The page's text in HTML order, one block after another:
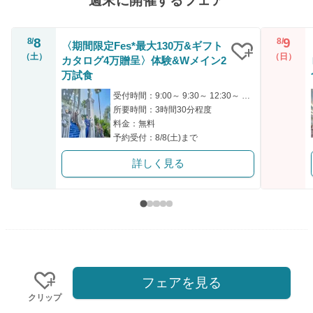
8/8
（土）
〈期間限定Fes*最大130万&ギフト
カタログ4万贈呈〉体験&Wメイン2
万試食
受付時間：9:00～ 9:30～ 12:30～ 13:00～ 16:00～
所要時間：3時間30分程度
料金：無料
予約受付：8/8(土)まで
詳しく見る
8/9
（日）
クリップ
フェアを見る